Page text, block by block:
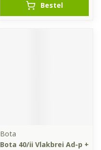
Bestel
Bota
Bota 40/ii Vlakbrei Ad-p +